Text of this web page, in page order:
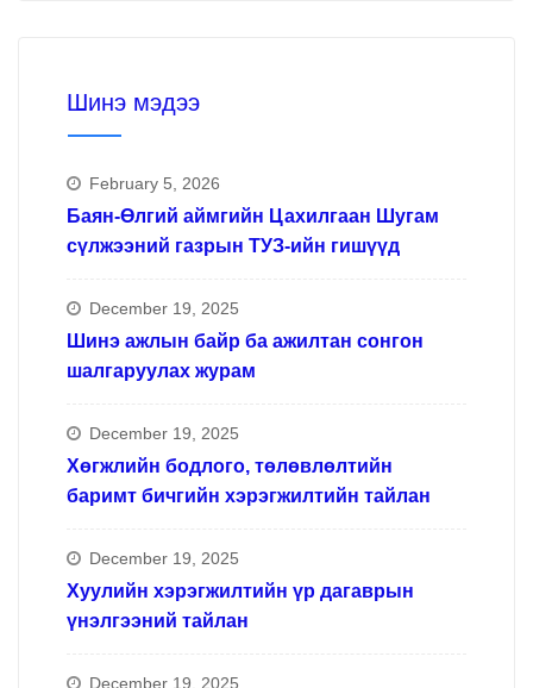
Шинэ мэдээ
February 5, 2026
Баян-Өлгий аймгийн Цахилгаан Шугам
сүлжээний газрын ТУЗ-ийн гишүүд
December 19, 2025
Шинэ ажлын байр ба ажилтан сонгон
шалгаруулах журам
December 19, 2025
Хөгжлийн бодлого, төлөвлөлтийн
баримт бичгийн хэрэгжилтийн тайлан
December 19, 2025
Хуулийн хэрэгжилтийн үр дагаврын
үнэлгээний тайлан
December 19, 2025